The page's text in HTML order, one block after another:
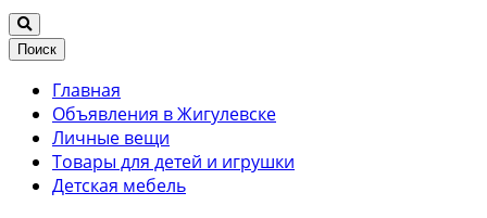
Поиск
Главная
Объявления в Жигулевске
Личные вещи
Товары для детей и игрушки
Детская мебель